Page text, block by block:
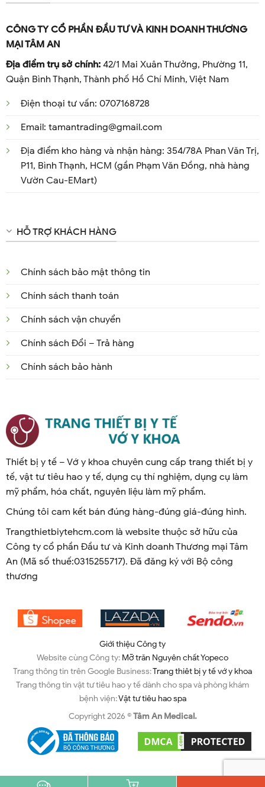
CÔNG TY CỔ PHẦN ĐẦU TƯ VÀ KINH DOANH THƯƠNG
MẠI TÂM AN
Địa điểm trụ sở chính:42/1 Mai Xuân Thưởng, Phường 11,
Quận Bình Thạnh, Thành phố Hồ Chí Minh, Việt Nam
Điện thoại tư vấn: 0707168728
Email: tamantrading@gmail.com
Địa điểm kho hàng và nhận hàng: 354/78A Phan Văn Trị,
P11, Bình Thạnh, HCM (gần Phạm Văn Đồng, nhà hàng
Vườn Cau-EMart)
HỖ TRỢ KHÁCH HÀNG
Chính sách bảo mật thông tin
Chính sách thanh toán
Chính sách vận chuyển
Chính sách Đổi – Trả hàng
Chính sách bảo hành
Thiết bị y tế – Vớ y khoa chuyên cung cấp trang thiết bị y
tế, vật tư tiêu hao y tế, dụng cụ thí nghiệm, dụng cụ làm
mỹ phẩm, hóa chất, nguyên liệu làm mỹ phẩm.
Chúng tôi cam kết bán đúng hàng-đúng giá-đúng hình.
Trangthietbiytehcm.com là website thuộc sở hữu của
Công ty cổ phần Đầu tư và Kinh doanh Thương mại Tâm
An (Mã số thuế:0315255717). Đã đăng ký với Bộ công
thương
Giới thiệu Công ty
Website cùng Công ty: Mỡ trăn Nguyên chất Yopeco
Trang thông tin trên Google Business:Trang thiêt bị y tế vớ y khoa
Trang thông tin vật tư tiêu hao y tế dành cho spa và phòng khám
bệnh viện:Vật tư tiêu hao spa
Copyright 2026 ©Tâm An Medical.